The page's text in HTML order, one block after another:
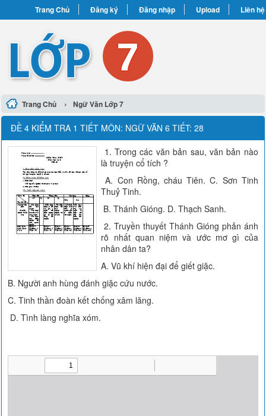
Trang Chủ Đăng ký Đăng nhập Upload Liên hệ
Trang Chủ › Ngữ Văn Lớp 7
ĐỀ 4 KIỂM TRA 1 TIẾT MÔN: NGỮ VĂN 6 TIẾT: 28
1. Trong các văn bản sau, văn bản nào
là truyện cổ tích ?
A. Con Rồng, cháu Tiên. C. Sơn Tinh
Thuỷ Tinh.
B. Thánh Gióng. D. Thạch Sanh.
2. Truyền thuyết Thánh Gióng phản ánh
rõ nhất quan niệm và ước mơ gì của
nhân dân ta?
A. Vũ khí hiện đại để giết giặc.
B. Người anh hùng đánh giặc cứu nước.
C. Tinh thần đoàn kết chống xâm lăng.
D. Tình làng nghĩa xóm.